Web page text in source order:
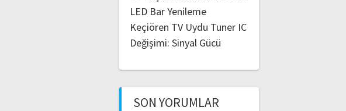
LED Bar Yenileme
Keçiören TV Uydu Tuner IC
Değişimi: Sinyal Gücü
SON YORUMLAR